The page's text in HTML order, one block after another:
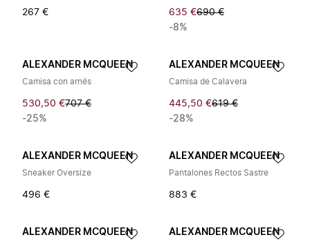
267 € 635 €690 €
-8%
ALEXANDER MCQUEEN
Camisa con arnés
530,50 €707 €
-25%
ALEXANDER MCQUEEN
Camisa de Calavera
445,50 €619 €
-28%
ALEXANDER MCQUEEN
Sneaker Oversize
496 €
ALEXANDER MCQUEEN
Pantalones Rectos Sastre
883 €
ALEXANDER MCQUEEN ALEXANDER MCQUEEN